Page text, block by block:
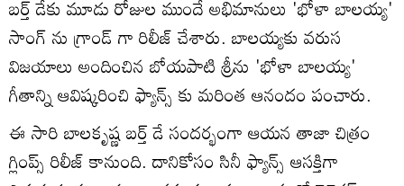
బర్త్ డేకు మూడు రోజుల ముందే అభిమానులు 'భోళా బాలయ్య'
సాంగ్ ను గ్రాండ్ గా రిలీజ్ చేశారు. బాలయ్యకు వరుస
విజయాలు అందించిన బోయపాటి శ్రీను 'భోళా బాలయ్య'
గీతాన్ని ఆవిష్కరించి ఫ్యాన్స్ కు మరింత ఆనందం పంచారు.
ఈ సారి బాలకృష్ణ బర్త్ డే సందర్భంగా ఆయన తాజా చిత్రం
గ్లింప్స్ రిలీజ్ కానుంది. దానికోసం సినీ ఫ్యాన్స్ ఆసక్తిగా